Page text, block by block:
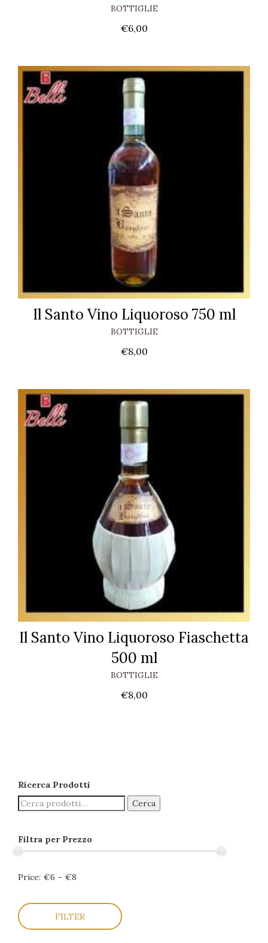
BOTTIGLIE
€6,00
Il Santo Vino Liquoroso 750 ml
BOTTIGLIE
€8,00
Il Santo Vino Liquoroso Fiaschetta
500 ml
BOTTIGLIE
€8,00
Ricerca Prodotti
Cerca
Filtra per Prezzo
Price: €6 - €8
FILTER